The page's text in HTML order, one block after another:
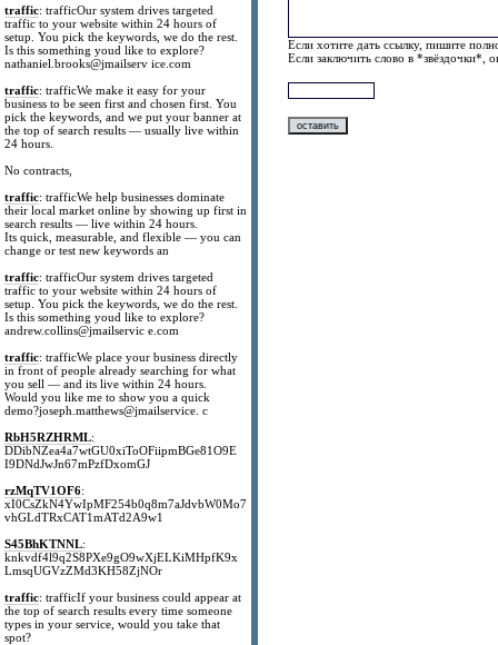
traffic: trafficOur system drives targeted
traffic to your website within 24 hours of
setup. You pick the keywords, we do the rest.
Is this something youd like to explore?
nathaniel.brooks@jmailserv ice.com
traffic: trafficWe make it easy for your
business to be seen first and chosen first. You
pick the keywords, and we put your banner at
the top of search results — usually live within
24 hours.
No contracts,
traffic: trafficWe help businesses dominate
their local market online by showing up first in
search results — live within 24 hours.
Its quick, measurable, and flexible — you can
change or test new keywords an
traffic: trafficOur system drives targeted
traffic to your website within 24 hours of
setup. You pick the keywords, we do the rest.
Is this something youd like to explore?
andrew.collins@jmailservic e.com
traffic: trafficWe place your business directly
in front of people already searching for what
you sell — and its live within 24 hours.
Would you like me to show you a quick
demo?joseph.matthews@jmailservice. c
RbH5RZHRML:
DDibNZea4a7wtGU0xiToOFiipmBGe81O9E
I9DNdJwJn67mPzfDxomGJ
rzMqTV1OF6:
xI0CsZkN4YwIpMF254b0q8m7aJdvbW0Mo7
vhGLdTRxCAT1mATd2A9w1
S45BhKTNNL:
knkvdf4l9q2S8PXe9gO9wXjELKiMHpfK9x
LmsqUGVzZMd3KH58ZjNOr
traffic: trafficIf your business could appear at
the top of search results every time someone
types in your service, would you take that
spot?
Если хотите дать ссылку, пишите
Если заключить слово в *звёздочки*,